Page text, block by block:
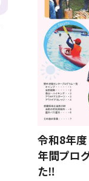
令和8年
年間プロ
た‼